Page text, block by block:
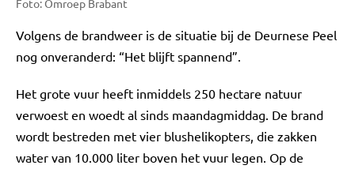
Volgens de brandweer is de situatie bij de Deurnese Peel
nog onveranderd: “Het blijft spannend”.
Het grote vuur heeft inmiddels 250 hectare natuur
verwoest en woedt al sinds maandagmiddag. De brand
wordt bestreden met vier blushelikopters, die zakken
water van 10.000 liter boven het vuur legen. Op de